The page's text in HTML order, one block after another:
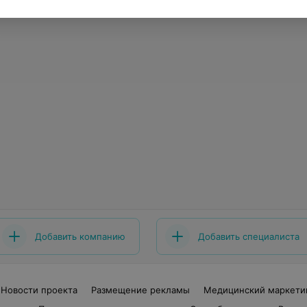
Добавить компанию Добавить специалиста
Новости проекта Размещение рекламы
Медицинский